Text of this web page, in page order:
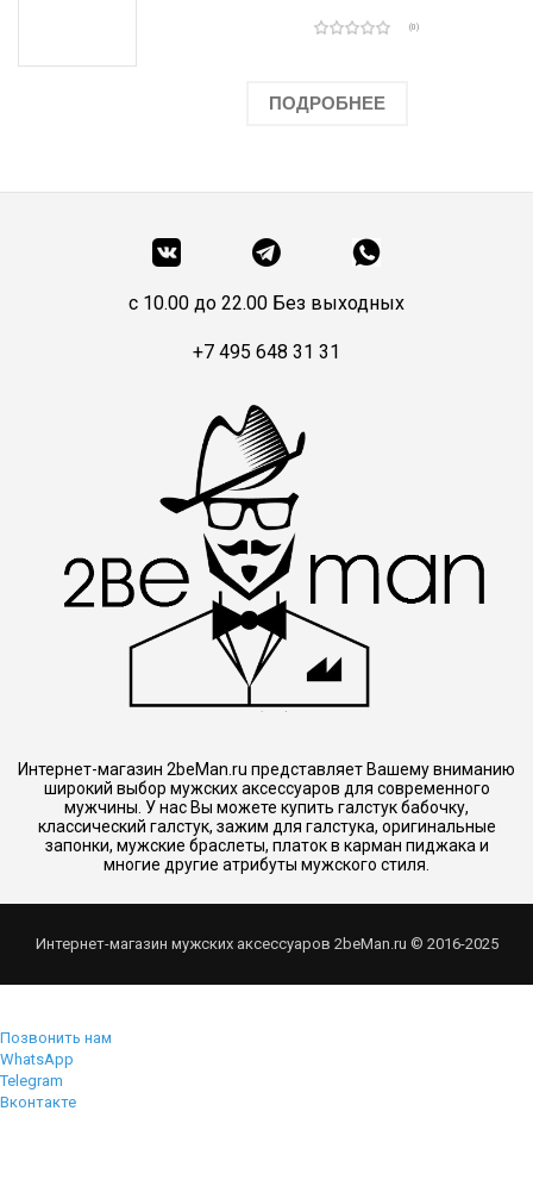
(0)
ПОДРОБНЕЕ
c 10.00 до 22.00 Без выходных
+7 495 648 31 31
Интернет-магазин 2beMan.ru представляет Вашему вниманию
широкий выбор мужских аксессуаров для современного
мужчины. У нас Вы можете купить галстук бабочку,
классический галстук, зажим для галстука, оригинальные
запонки, мужские браслеты, платок в карман пиджака и
многие другие атрибуты мужского стиля.
Интернет-магазин мужских аксессуаров 2beMan.ru © 2016-2025
Позвонить нам
WhatsApp
Telegram
Вконтакте